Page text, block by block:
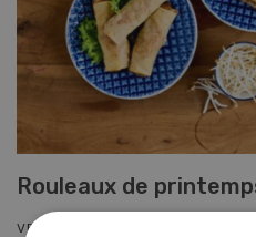
Rouleaux de
VERS LA RECETTE